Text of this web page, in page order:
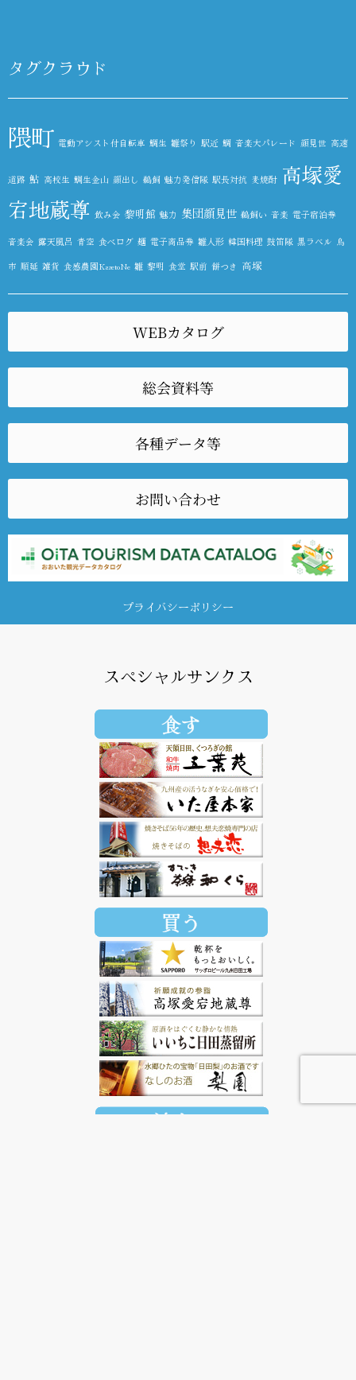
タグクラウド
隈町 電動アシスト付自転車 鯛生 雛祭り 駅近 鯛 音楽大パレード 顔見世 高速
道路 鮎 高校生 鯛生金山 顔出し 鵜飼 魅力発信隊 駅長対抗 麦焼酎 高塚愛
宕地蔵尊 飲み会 黎明館 魅力 集団顔見世 鵜飼い 音楽 電子宿泊券
音楽会 露天風呂 青空 食べログ 麺 電子商品券 雛人形 韓国料理 鼓笛隊 黒ラベル 鳥
市 順延 雑貨 食感農園KazetoNe 雛 黎明 食堂 駅前 餅つき 高塚
WEBカタログ
総会資料等
各種データ等
お問い合わせ
プライバシーポリシー
スペシャルサンクス